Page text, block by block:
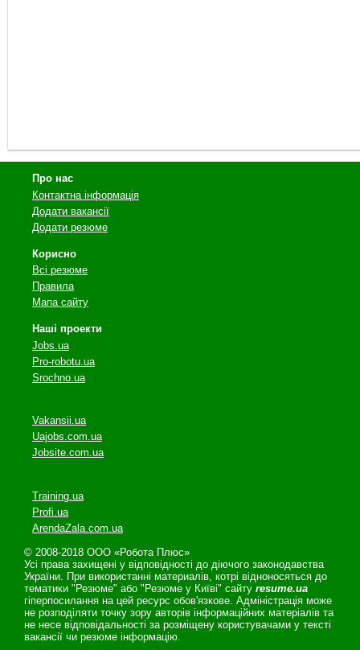
Про нас
Контактна інформація
Додати вакансії
Додати резюме
Корисно
Всі резюме
Правила
Мапа сайту
Наші проекти
Jobs.ua
Pro-robotu.ua
Srochno.ua
Vakansii.ua
Uajobs.com.ua
Jobsite.com.ua
Training.ua
Profi.ua
ArendaZala.com.ua
© 2008-2018 ООО «Робота Плюс»
Усі права захищені у відповідності до діючого законодавства
України. При використанні материалів, котрі відноносяться до
тематики "Резюме" або "Резюме у Київі" сайту resume.ua
гіперпосилання на цей ресурс обов'язкове. Адміністрація може
не розподіляти точку зору авторів інформаційних матеріалів та
не несе відповідальності за розміщену користувачами у тексті
вакансії чи резюме інформацію.